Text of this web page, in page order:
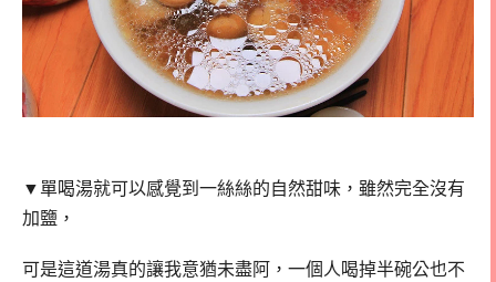
▼單喝湯就可以感覺到一絲絲的自然甜味，雖然完全沒有
加鹽，
可是這道湯真的讓我意猶未盡阿，一個人喝掉半碗公也不